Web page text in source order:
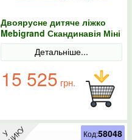
Двоярусне дитяче ліжко
Mebigrand Скандинавія Міні
Білий (RAL9003)/Горіх
світлий 90х200 з ящиками
Детальніше...
15 525 грн.
Код:58048